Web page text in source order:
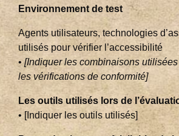
Environnement de test
Agents utilisateurs, technologies
utilisés pour vérifier l’accessibilité
•[Indiquer les combinaisons
les vérifications de conformité]
Les outils utilisés lors de
• [Indiquer les outils utilisés]